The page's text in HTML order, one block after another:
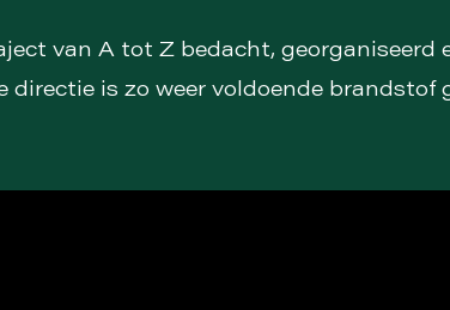
van A tot Z bedacht, georganiseerd
directie is zo weer voldoende brandstof